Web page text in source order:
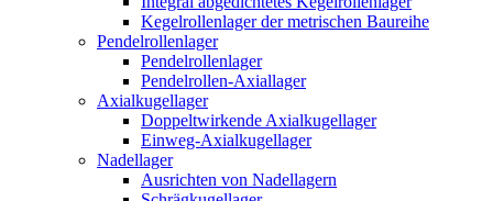
Kegelrollenlager der metrischen Baureihe
Pendelrollenlager
Pendelrollenlager
Pendelrollen-Axiallager
Axialkugellager
Doppeltwirkende Axialkugellager
Einweg-Axialkugellager
Nadellager
Ausrichten von Nadellagern